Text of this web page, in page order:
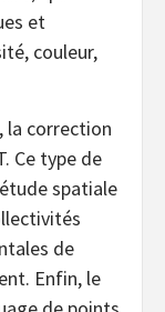
et
couleur,
la correction
Ce type de
spatiale
de
Enfin, le